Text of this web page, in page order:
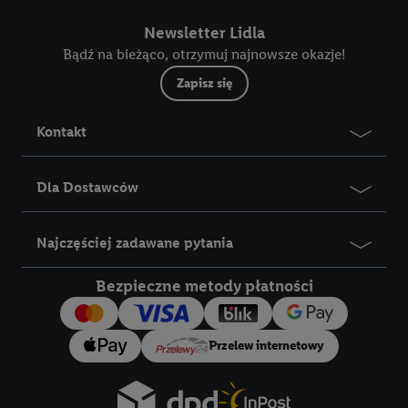
Newsletter Lidla
Bądź na bieżąco, otrzymuj najnowsze okazje!
Zapisz się
Kontakt
Dla Dostawców
Najczęściej zadawane pytania
Bezpieczne metody płatności
Przelew internetowy
Lista partnerów (dostawców)